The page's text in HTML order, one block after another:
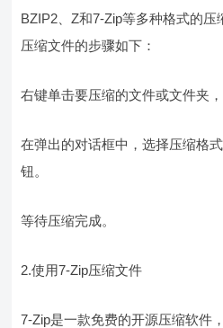
BZIP2、Z和7-Zip等多种格式的
压缩文件的步骤如下：
右键单击要压缩的文件或文件夹
在弹出的对话框中，选择压缩格
钮。
等待压缩完成。
2.使用7-Zip压缩文件
7-Zip是一款免费的开源压缩软件